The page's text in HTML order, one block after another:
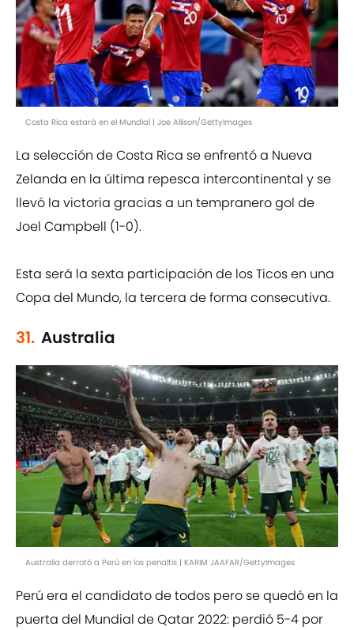
Costa Rica estará en el Mundial | Joe Allison/GettyImages
La selección de Costa Rica se enfrentó a Nueva
Zelanda en la última repesca intercontinental y se
llevó la victoria gracias a un tempranero gol de
Joel Campbell (1-0).
Esta será la sexta participación de los Ticos en una
Copa del Mundo, la tercera de forma consecutiva.
31. Australia
Australia derrotó a Perú en los penaltis | KARIM JAAFAR/GettyImages
Perú era el candidato de todos pero se quedó en la
puerta del Mundial de Qatar 2022: perdió 5-4 por